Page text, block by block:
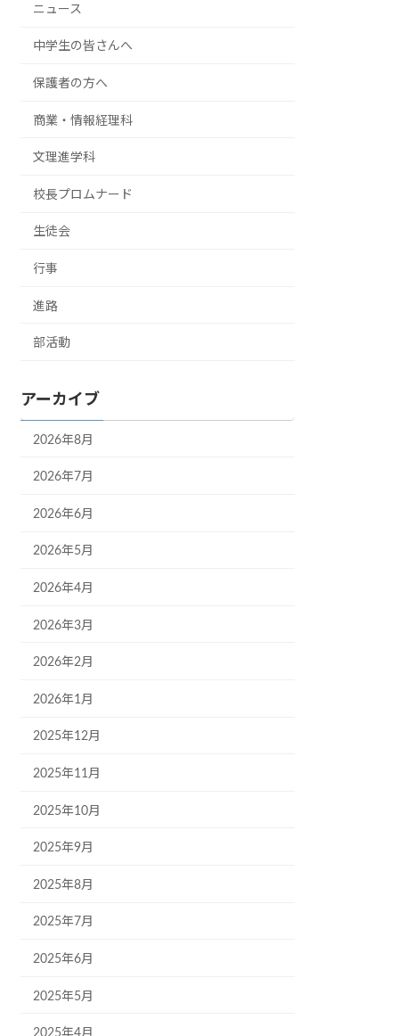
ニュース
中学生の皆さんへ
保護者の方へ
商業・情報経理科
文理進学科
校長プロムナード
生徒会
行事
進路
部活動
アーカイブ
2026年8月
2026年7月
2026年6月
2026年5月
2026年4月
2026年3月
2026年2月
2026年1月
2025年12月
2025年11月
2025年10月
2025年9月
2025年8月
2025年7月
2025年6月
2025年5月
2025年4月